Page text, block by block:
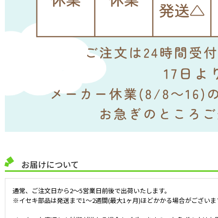
お届けについて
通常、ご注文日から2～5営業日前後で出荷いたします。
※イセキ部品は発送まで1～2週間(最大1ヶ月)ほどかかる場合がございま